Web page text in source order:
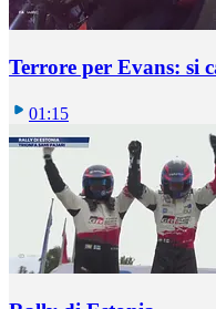
Terrore per Evans: si
01:15